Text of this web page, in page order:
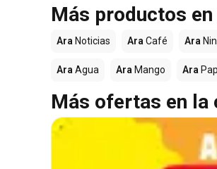
Más productos
Ara Noticias Ara Café Ara
Ara Agua Ara Mango Ara
Más ofertas en la